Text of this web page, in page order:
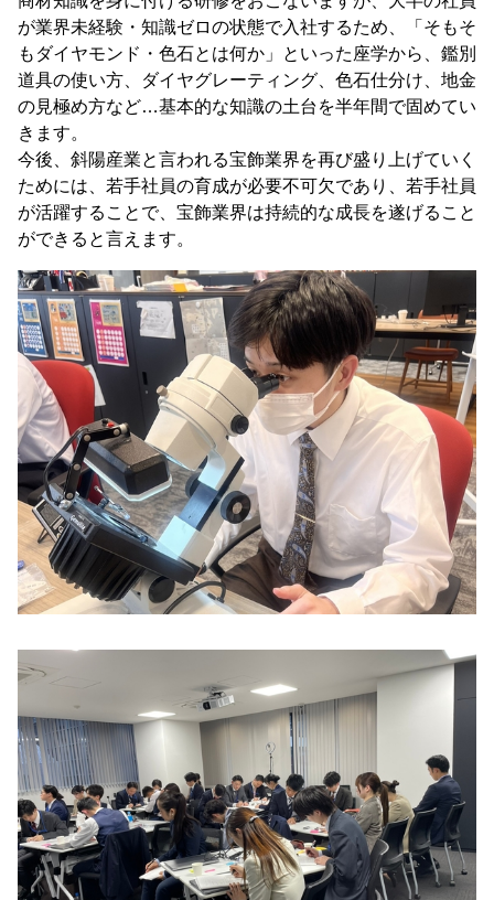
が業界未経験・知識ゼロの状態で入社するため、「そもそ
もダイヤモンド・色石とは何か」といった座学から、鑑別
道具の使い方、ダイヤグレーティング、色石仕分け、地金
の見極め方など…基本的な知識の土台を半年間で固めてい
きます。
今後、斜陽産業と言われる宝飾業界を再び盛り上げていく
ためには、若手社員の育成が必要不可欠であり、若手社員
が活躍することで、宝飾業界は持続的な成長を遂げること
ができると言えます。